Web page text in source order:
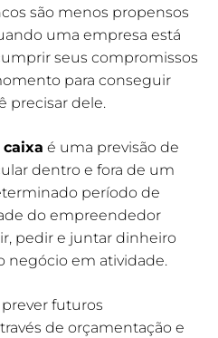
são menos propensos
uma empresa está
seus compromissos
para conseguir
precisar dele.
é uma previsão de
dentro e fora de um
período de
do empreendedor
pedir e juntar dinheiro
negócio em atividade.
futuros
de orçamentação e